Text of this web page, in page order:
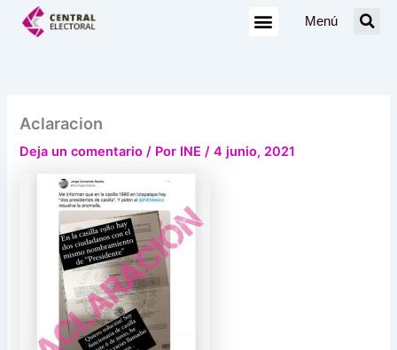
Menú
Aclaracion
Deja un comentario / Por INE/4 junio, 2021